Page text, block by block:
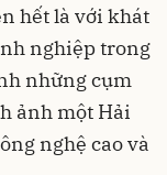
hết là với khát
nghiệp trong
những cụm
ảnh một Hải
nghệ cao và